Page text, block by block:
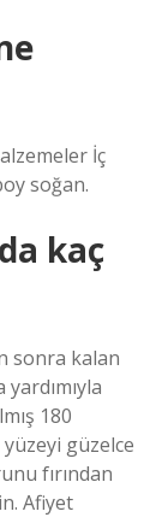
İç
soğan.
kaç
sonra kalan
180
yüzeyi güzelce
fırından
Afiyet